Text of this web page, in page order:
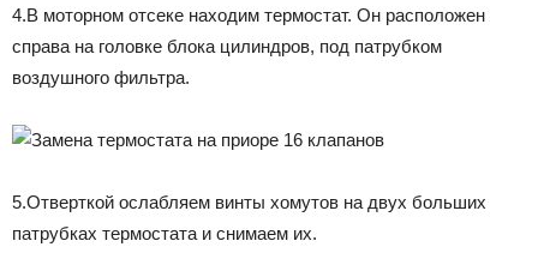
4.В моторном отсеке находим термостат. Он расположен
справа на головке блока цилиндров, под патрубком
воздушного фильтра.
5.Отверткой ослабляем винты хомутов на двух больших
патрубках термостата и снимаем их.